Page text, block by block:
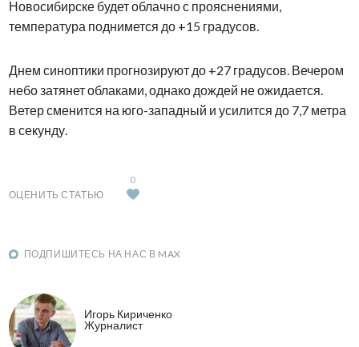
Новосибирске будет облачно с прояснениями,
температура поднимется до +15 градусов.
Днем синоптики прогнозируют до +27 градусов. Вечером
небо затянет облаками, однако дождей не ожидается.
Ветер сменится на юго-западный и усилится до 7,7 метра
в секунду.
ОЦЕНИТЬ СТАТЬЮ
0
ПОДПИШИТЕСЬ НА НАС В MAX
Игорь Кириченко
Журналист